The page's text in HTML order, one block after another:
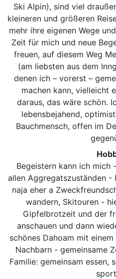
Ski Alpin), sind viel
kleineren und größeren
mehr ihre eigenen Wege
Zeit für mich und neue
freuen, auf diesem Weg
(am liebsten aus dem
denen ich – vorerst –
machen kann, vielleicht
daraus, das wäre schön.
lebensbejahend,
Bauchmensch, offen im
Begeistern kann ich mich
allen Aggregatszuständen -
naja eher a
wandern, Skitouren -
Gipfelbrotzeit und der
anschauen und dann
schönes Dahoam mit
Nachbarn - gemeinsame
Familie: gemeinsam essen,